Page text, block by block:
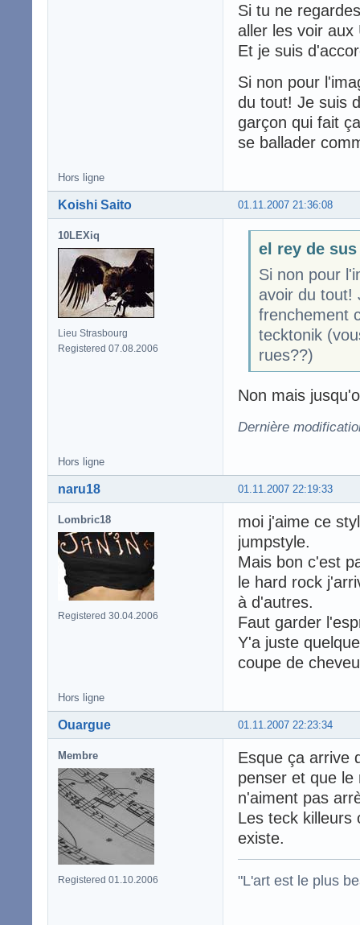
Si tu ne
aller les voir aux
Et je suis
Si non pour
du tout! Je suis
garçon qui fait
se ballader
Hors ligne
01.11.2007 21:36:08
Koishi Saito
10LEXiq
Lieu Strasbourg
Registered 07.08.2006
el rey de
Si non pour
avoir du tout!
frenchement
tecktonik
rues??)
Non mais
Dernière
Hors ligne
01.11.2007 22:19:33
naru18
Lombric18
Registered 30.04.2006
moi j'aime ce
jumpstyle.
Mais bon c'est
le hard rock
à d'autres.
Faut garder
Y'a juste
coupe de
Hors ligne
01.11.2007 22:23:34
Ouargue
Membre
Registered 01.10.2006
Esque ça arrive
penser et que
n'aiment pas
Les teck killeurs
existe.
"L'art est le plus